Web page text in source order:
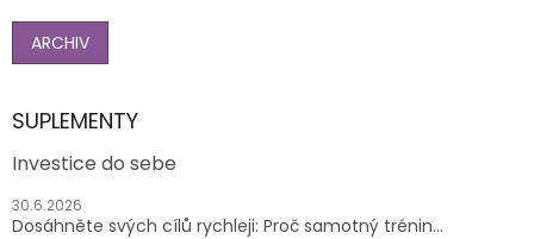
ARCHIV
SUPLEMENTY
Investice do sebe
30.6.2026
Dosáhněte svých cílů rychleji: Proč samotný trénin...